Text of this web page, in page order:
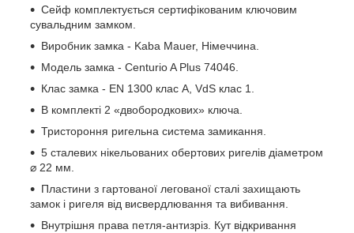
Сейф комплектується сертифікованим ключовим
сувальдним замком.
Виробник замка - Kaba Mauer, Німеччина.
Модель замка - Centurio A Plus 74046.
Клас замка - EN 1300 клас A, VdS клас 1.
В комплекті 2 «двобородкових» ключа.
Тристороння ригельна система замикання.
5 сталевих нікельованих обертових ригелів діаметром
⌀ 22 мм.
Пластини з гартованої легованої сталі захищають
замок і ригеля від висвердлювання та вибивання.
Внутрішня права петля-антизріз. Кут відкривання